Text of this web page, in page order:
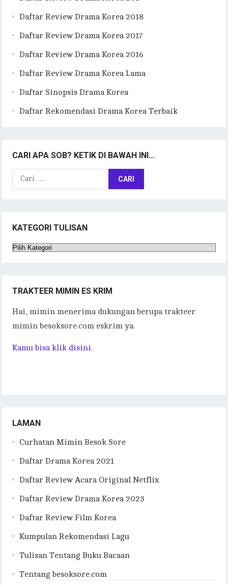
Daftar Review Drama Korea 2018
Daftar Review Drama Korea 2017
Daftar Review Drama Korea 2016
Daftar Review Drama Korea Lama
Daftar Sinopsis Drama Korea
Daftar Rekomendasi Drama Korea Terbaik
CARI APA SOB? KETIK DI BAWAH INI…
Cari
KATEGORI TULISAN
Kategori
TRAKTEER MIMIN ES KRIM
Hai, mimin menerima dukungan berupa trakteer
mimin besoksore.com eskrim ya.
Kamu bisa klik disini.
LAMAN
Curhatan Mimin Besok Sore
Daftar Drama Korea 2021
Daftar Review Acara Original Netflix
Daftar Review Drama Korea 2023
Daftar Review Film Korea
Kumpulan Rekomendasi Lagu
Tulisan Tentang Buku Bacaan
Tentang besoksore.com